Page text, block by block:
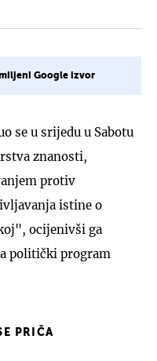
Google izvor
se u srijedu u Sabotu
znanosti,
protiv
istine o
ocijenivši ga
politički program
PRIČA